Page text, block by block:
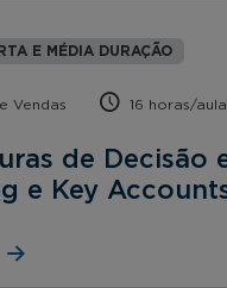
E MÉDIA DURAÇÃO
Vendas 16 horas/aula
de Decisão
e Key